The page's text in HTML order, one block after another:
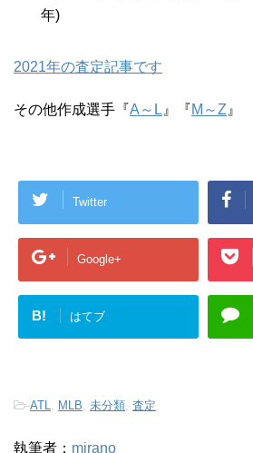
年)
2021年の査定記事です
その他作成選手『A～L 』『M～Z 』
Twitter
Google+
B! はてブ
-ATL MLB 未分類 査定
執筆者： mirano